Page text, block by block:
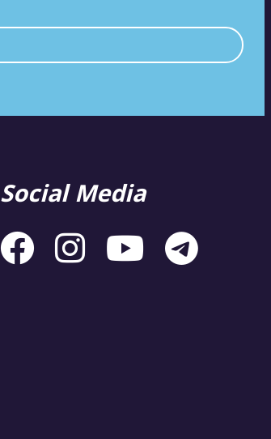
Social Media